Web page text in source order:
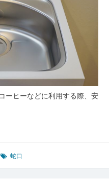
ーヒーなどに利用する際、安
蛇口